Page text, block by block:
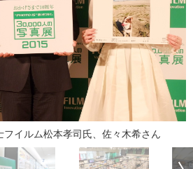
イルム松本孝司氏、佐々木希さん